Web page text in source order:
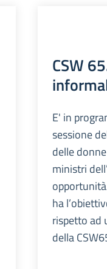
CSW
E' in
sessione
delle
ministri
ha
rispetto ad
della